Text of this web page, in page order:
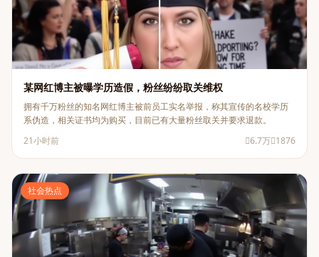
某网红博主被曝学历造假，粉丝纷纷取关维权
拥有千万粉丝的知名网红博主被前员工实名举报，称其宣传的名校学历
系伪造，相关证书均为购买，目前已有大量粉丝取关并要求退款。
21小时前
6.7万 1876
社会热点